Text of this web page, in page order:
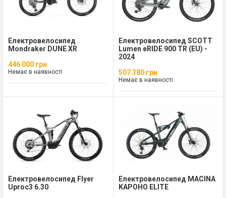
Електровелосипед
Mondraker DUNE XR
446 000 грн
Немає в наявності
Електровелосипед SCOTT
Lumen eRIDE 900 TR (EU) -
2024
507 380 грн
Немає в наявності
Електровелосипед Flyer
Uproc3 6.30
Електровелосипед MACINA
KAPOHO ELITE